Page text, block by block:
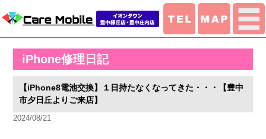
iPhone修理日記
【iPhone8電池交換】１日持たなくなってきた・・・【豊中
市夕日丘よりご来店】
2024/08/21